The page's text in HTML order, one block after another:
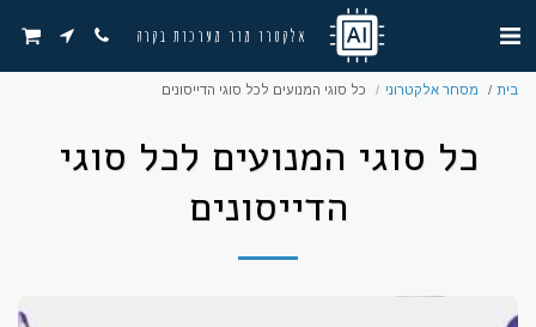
אלקטרו מור מערכות בקרה
בית מסחר אלקטרוני כל סוגי המנועים לכל סוגי הדייסונים
כל סוגי המנועים לכל סוגי
הדייסונים